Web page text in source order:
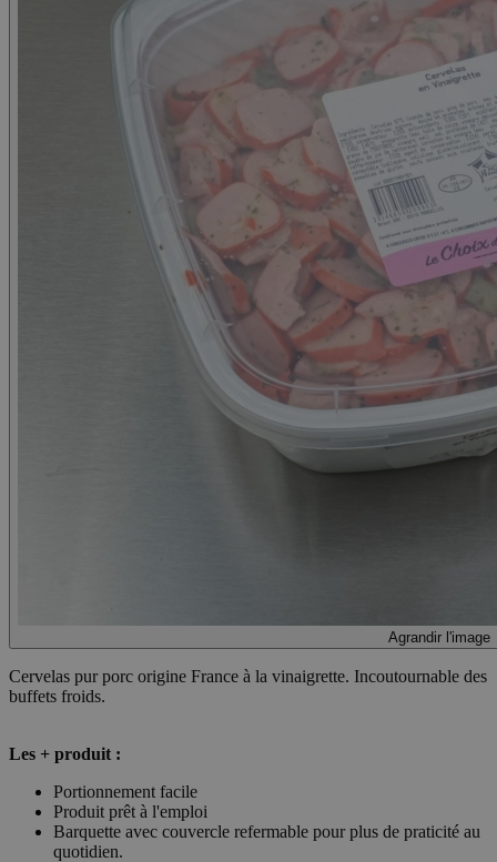
Agrandir l'image
Cervelas pur porc origine France à la vinaigrette. Incoutournable des
buffets froids.
Les + produit :
Portionnement facile
Produit prêt à l'emploi
Barquette avec couvercle refermable pour plus de praticité au
quotidien.